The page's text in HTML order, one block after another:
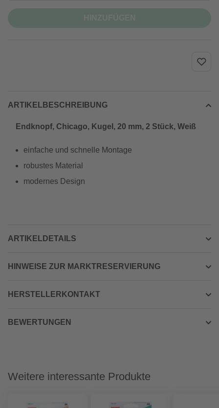
ARTIKELBESCHREIBUNG
Endknopf, Chicago, Kugel, 20 mm, 2 Stück, Weiß
einfache und schnelle Montage
robustes Material
modernes Design
ARTIKELDETAILS
HINWEISE ZUR MARKTRESERVIERUNG
HERSTELLERKONTAKT
BEWERTUNGEN
Weitere interessante Produkte